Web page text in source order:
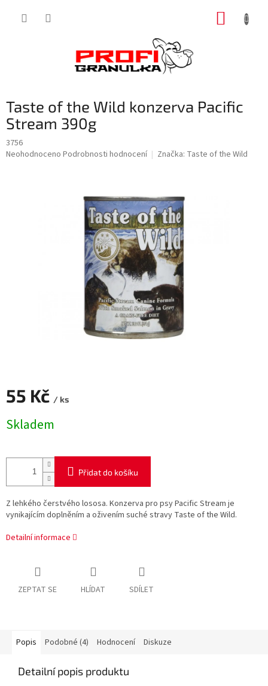
Taste of the Wild konzerva Pacific
Stream 390g
3756
Průměrné
Neohodnoceno Podrobnosti hodnocení Značka: Taste of the Wild
55 Kč / ks
cena:
Skladem
Přidat do košíku
Z lehkého čerstvého lososa. Konzerva pro psy Pacific Stream je
vynikajícím doplněním a oživením suché stravy Taste of the Wild.
Detailní informace
ZEPTAT SE HLÍDAT SDÍLET
Popis Podobné (4) Hodnocení Diskuze
Detailní popis produktu